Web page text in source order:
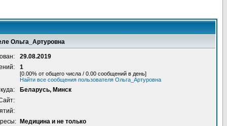
Ольга_Артуровна
29.08.2019
1
[0.00% от общего числа / 0.00 сообщений в день]
Найти все сообщения пользователя Ольга_Артуровна
Беларусь, Минск
Медицина и не только